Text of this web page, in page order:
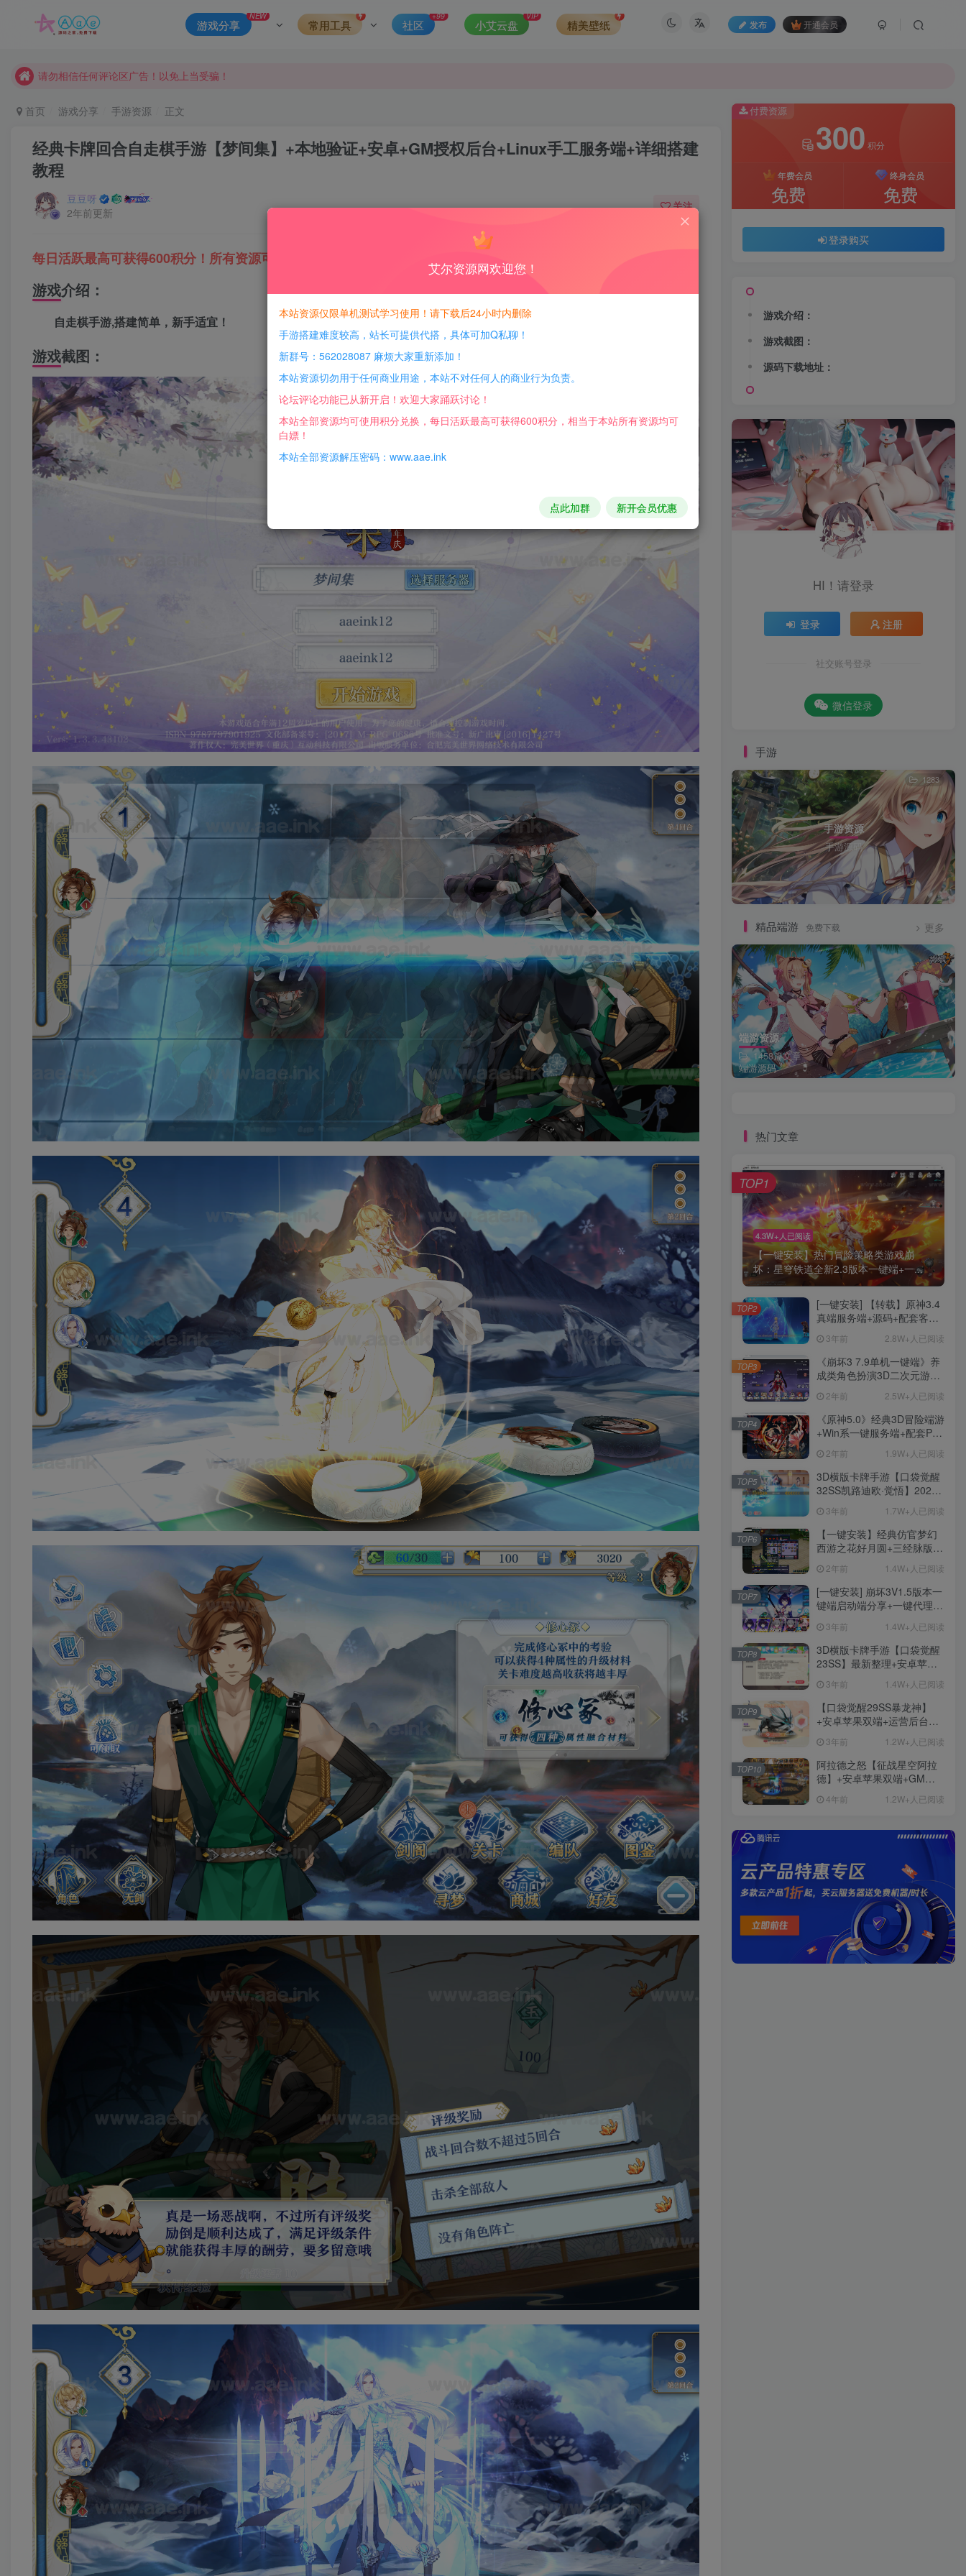
发布 开通会员
游戏分享
NEW
常用工具 社区
+99
小艾云盘
VIP
精美壁纸
现在赞助会员享受专属折扣，详情点击此条公告。
本网站的文章部分内容可能来源于网络，仅供大家学习与参考，如有侵权，请联系站长QQ466107887进行删除处理。
首页 游戏分享 手游资源 正文
经典卡牌回合自走棋手游【梦间集】+本地验证+安卓+GM授权后台+Linux手工服务端+详细搭建
教程
豆豆呀
2年前更新
关注
每日活跃最高可获得600积分！所有资源可以使用积分免费兑换！
游戏介绍：
自走棋手游,搭建简单，新手适宜！
游戏截图：
付费资源
300 积分
年费会员
免费
终身会员
免费
登录购买
游戏介绍：
游戏截图：
源码下载地址：
HI！请登录
登录 注册
社交账号登录
微信登录
手游
手游资源
手游源码
1283
精品端游 免费下载 更多
端游资源
1458篇文章
端游源码
热门文章
4.3W+人已阅读
【一键安装】热门冒险策略类游戏崩
坏：星穹铁道全新2.3版本一键端+一...
TOP1
[一键安装] 【转载】原神3.4
真端服务端+源码+配套客户
说明文件
3年前 2.8W+人已阅读
TOP2
《崩坏3 7.9单机一键端》养
成类角色扮演3D二次元游
用、无限资源、附带保姆级
安装教程
2年前 2.5W+人已阅读
TOP3
《原神5.0》经典3D冒险端游
+Win系一键服务端+配套PC
池文件
2年前 1.9W+人已阅读
TOP4
3D横版卡牌手游【口袋觉醒
32SS凯路迪欧·觉悟】2023
+支付对接+安卓苹果双端+运
营后台+GM授权后台+代理
后台
3年前 1.7W+人已阅读
TOP5
【一键安装】经典仿官梦幻
西游之花好月圆+三经脉版本
卡+剧情活动+视频搭建及其
他修改资料
2年前 1.4W+人已阅读
TOP6
[一键安装] 崩坏3V1.5版本一
键端启动端分享+一键代理
ID+详细指令+极简一键修改
3年前 1.4W+人已阅读
TOP7
3D横版卡牌手游【口袋觉醒
23SS】最新整理+安卓苹果
细搭建教程
3年前 1.4W+人已阅读
TOP8
【口袋觉醒29SS暴龙神】
+安卓苹果双端+运营后台
端 3年前 1.2W+人已阅读
TOP9
阿拉德之怒【征战星空阿拉
德】+安卓苹果双端+GM授
+详细教程
4年前 1.2W+人已阅读
TOP10
艾尔资源网欢迎您！
本站资源仅限单机测试学习使用！请下载后24小时内删除
手游搭建难度较高，站长可提供代搭，具体可加Q私聊！
新群号：562028087 麻烦大家重新添加！
本站资源切勿用于任何商业用途，本站不对任何人的商业行为负责。
论坛评论功能已从新开启！欢迎大家踊跃讨论！
本站全部资源均可使用积分兑换，每日活跃最高可获得600积分，相当于本站所有资源均可
白嫖！
本站全部资源解压密码：www.aae.ink
点此加群 新开会员优惠